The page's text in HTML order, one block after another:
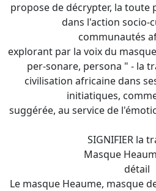
propose de décrypter, la toute
dans l'action socio-
communautés
explorant par la voix du
per-sonare, persona " - la
civilisation africaine dans
initiatiques,
suggérée, au
SIGNIFIER la
Masque
détail
Le masque Heaume, masque